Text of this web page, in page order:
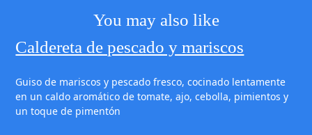
You may also like
Caldereta de pescado y mariscos
Guiso de mariscos y pescado fresco, cocinado lentamente
en un caldo aromático de tomate, ajo, cebolla, pimientos y
un toque de pimentón